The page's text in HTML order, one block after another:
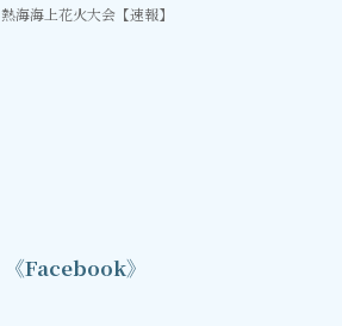
熱海海上花火大会【速報】
《Facebook》